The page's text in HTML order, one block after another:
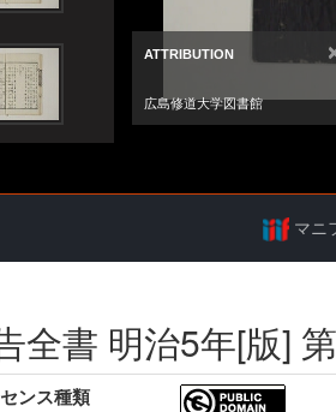
マニ
全書 明治5年[版]
ンス種類